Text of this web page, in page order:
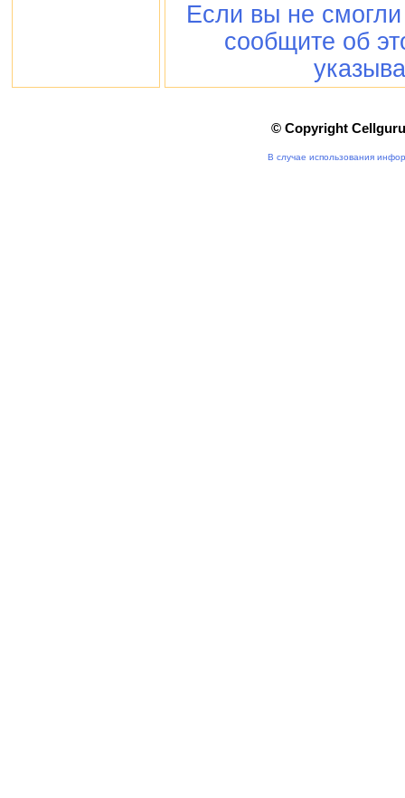
Если вы не
сообщите об
© Copyright
В случае использования